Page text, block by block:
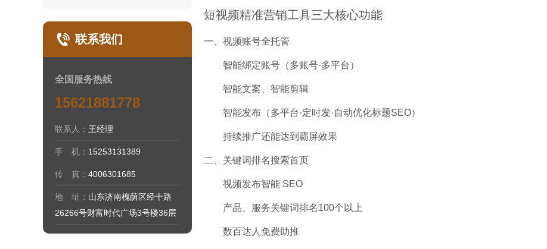
联系我们
全国服务热线
15621881778
联系人： 王经理
手 机： 15253131389
传 真： 4006301685
地 址： 山东济南槐荫区经十路
26266号财富时代广场3号楼36层
短视频精准营销工具三大核心功能
一、视频账号全托管
智能绑定账号（多账号·多平台）
智能文案、智能剪辑
智能发布（多平台·定时发·自动优化标题SEO）
持续推广还能达到霸屏效果
二、关键词排名搜索首页
视频发布智能 SEO
产品、服务关键词排名100个以上
数百达人免费助推